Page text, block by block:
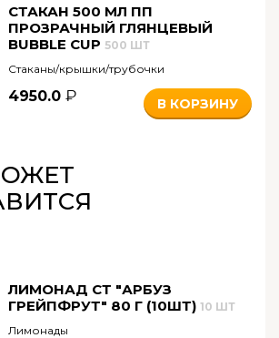
СТАКАН 500 МЛ ПП
ПРОЗРАЧНЫЙ ГЛЯНЦЕВЫЙ
BUBBLE CUP 500 ШТ
Стаканы/крышки/трубочки
4950.0 В КОРЗИНУ
ЛИМОНАД СТ "АРБУЗ
ГРЕЙПФРУТ" 80 Г (10ШТ) 10 ШТ
Лимонады